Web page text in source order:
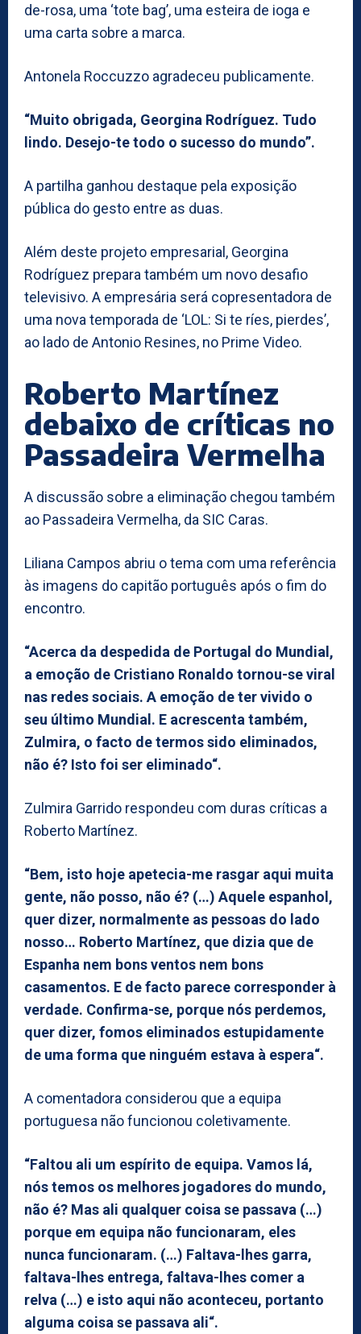
de-rosa, uma ‘tote bag’, uma esteira de ioga e
uma carta sobre a marca.
Antonela Roccuzzo agradeceu publicamente.
“Muito obrigada, Georgina Rodríguez. Tudo
lindo. Desejo-te todo o sucesso do mundo”.
A partilha ganhou destaque pela exposição
pública do gesto entre as duas.
Além deste projeto empresarial, Georgina
Rodríguez prepara também um novo desafio
televisivo. A empresária será copresentadora de
uma nova temporada de ‘LOL: Si te ríes, pierdes’,
ao lado de Antonio Resines, no Prime Video.
Roberto Martínez
debaixo de críticas no
Passadeira Vermelha
A discussão sobre a eliminação chegou também
ao Passadeira Vermelha, da SIC Caras.
Liliana Campos abriu o tema com uma referência
às imagens do capitão português após o fim do
encontro.
“Acerca da despedida de Portugal do Mundial,
a emoção de Cristiano Ronaldo tornou-se viral
nas redes sociais. A emoção de ter vivido o
seu último Mundial. E acrescenta também,
Zulmira, o facto de termos sido eliminados,
não é? Isto foi ser eliminado“.
Zulmira Garrido respondeu com duras críticas a
Roberto Martínez.
“Bem, isto hoje apetecia-me rasgar aqui muita
gente, não posso, não é? (…) Aquele espanhol,
quer dizer, normalmente as pessoas do lado
nosso… Roberto Martínez, que dizia que de
Espanha nem bons ventos nem bons
casamentos. E de facto parece corresponder à
verdade. Confirma-se, porque nós perdemos,
quer dizer, fomos eliminados estupidamente
de uma forma que ninguém estava à espera“.
A comentadora considerou que a equipa
portuguesa não funcionou coletivamente.
“Faltou ali um espírito de equipa. Vamos lá,
nós temos os melhores jogadores do mundo,
não é? Mas ali qualquer coisa se passava (…)
porque em equipa não funcionaram, eles
nunca funcionaram. (…) Faltava-lhes garra,
faltava-lhes entrega, faltava-lhes comer a
relva (…) e isto aqui não aconteceu, portanto
alguma coisa se passava ali“.